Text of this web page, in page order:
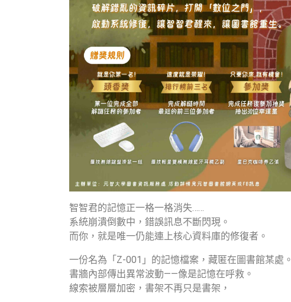
智智君的記憶正一格一格消失……
系統崩潰倒數中，錯誤訊息不斷閃現。
而你，就是唯一仍能連上核心資料庫的修復者。
一份名為「Z-001」的記憶檔案，藏匿在圖書館某處。
書牆內部傳出異常波動——像是記憶在呼救。
線索被層層加密，書架不再只是書架，